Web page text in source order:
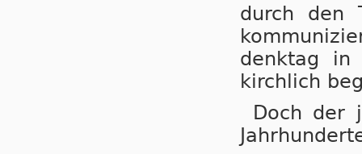
durch den
denk­tag in
kirch­lich
Doch der